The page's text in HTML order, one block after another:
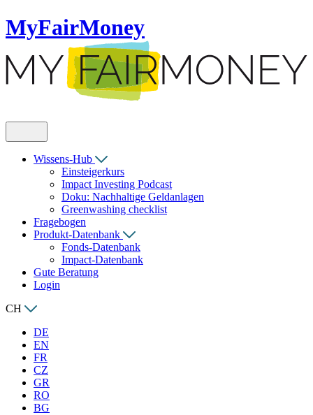
MyFairMoney
Wissens-Hub
Einsteigerkurs
Impact Investing Podcast
Doku: Nachhaltige Geldanlagen
Greenwashing checklist
Fragebogen
Produkt-Datenbank
Fonds-Datenbank
Impact-Datenbank
Gute Beratung
Login
CH
DE
EN
FR
CZ
GR
RO
BG